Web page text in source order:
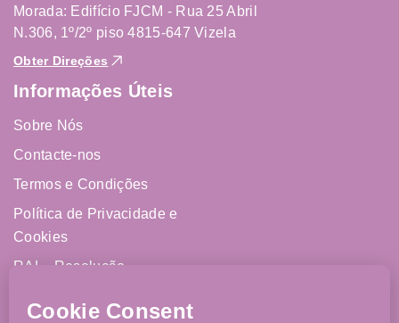
Morada: Edifício FJCM - Rua 25 Abril
N.306, 1º/2º piso 4815-647 Vizela
Obter Direções
Informações Úteis
Sobre Nós
Contacte-nos
Termos e Condições
Política de Privacidade e
Cookies
RAL - Resolução
Livro de Reclamações